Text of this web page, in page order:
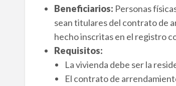
Beneficiarios: Personas
sean titulares del contrato de
hecho inscritas en el registro
Requisitos:
La vivienda debe ser la
El contrato de